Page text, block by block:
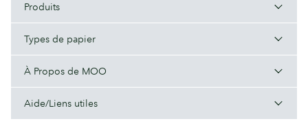
Produits
Types de papier
À Propos de MOO
Aide/Liens utiles